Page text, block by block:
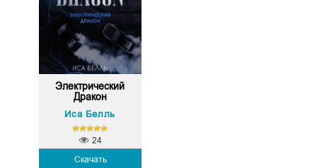
Электрический
Дракон
Иса Белль
Скачать
24